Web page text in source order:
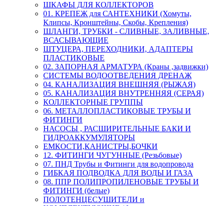
ШКАФЫ ДЛЯ КОЛЛЕКТОРОВ
01. КРЕПЕЖ для САНТЕХНИКИ (Хомуты,
Клипсы, Кронштейны, Скобы, Крепления)
ШЛАНГИ, ТРУБКИ - СЛИВНЫЕ, ЗАЛИВНЫЕ,
ВСАСЫВАЮЩИЕ
ШТУЦЕРА, ПЕРЕХОДНИКИ, АДАПТЕРЫ
ПЛАСТИКОВЫЕ
02. ЗАПОРНАЯ АРМАТУРА (Краны ,задвижки)
СИСТЕМЫ ВОДООТВЕДЕНИЯ ДРЕНАЖ
04. КАНАЛИЗАЦИЯ ВНЕШНЯЯ (РЫЖАЯ)
05. КАНАЛИЗАЦИЯ ВНУТРЕННЯЯ (СЕРАЯ)
КОЛЛЕКТОРНЫЕ ГРУППЫ
06. МЕТАЛЛОПЛАСТИКОВЫЕ ТРУБЫ И
ФИТИНГИ
НАСОСЫ , РАСШИРИТЕЛЬНЫЕ БАКИ И
ГИДРОАККУМУЛЯТОРЫ
ЕМКОСТИ,КАНИСТРЫ,БОЧКИ
12. ФИТИНГИ ЧУГУННЫЕ (Резьбовые)
07. ПНД Трубы и Фитинги для водопровода
ГИБКАЯ ПОДВОДКА ДЛЯ ВОДЫ И ГАЗА
08. ППР ПОЛИПРОПИЛЕНОВЫЕ ТРУБЫ И
ФИТИНГИ (белые)
ПОЛОТЕНЦЕСУШИТЕЛИ и